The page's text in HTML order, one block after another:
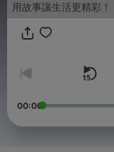
00:00